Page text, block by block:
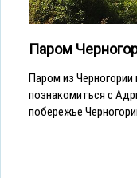
Паром
Паром из
познакомиться с
побережье